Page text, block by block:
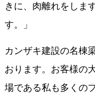
きに、肉離れをしま
す。」
カンザキ建設の名棟
おります。お客様の
場である私も多くの